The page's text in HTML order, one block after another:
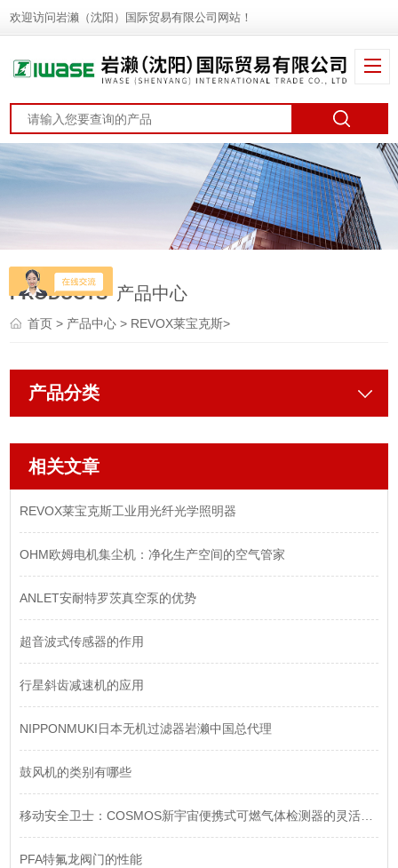
欢迎访问岩濑（沈阳）国际贸易有限公司网站！
PRODUCTS 产品中心
首页> 产品中心> REVOX莱宝克斯>
产品分类
相关文章
REVOX莱宝克斯工业用光纤光学照明器
OHM欧姆电机集尘机：净化生产空间的空气管家
ANLET安耐特罗茨真空泵的优势
超音波式传感器的作用
​行星斜齿减速机的应用
NIPPONMUKI日本无机过滤器岩濑中国总代理
鼓风机的类别有哪些
移动安全卫士：COSMOS新宇宙便携式可燃气体检测器的灵活防护
PFA特氟龙阀门的性能